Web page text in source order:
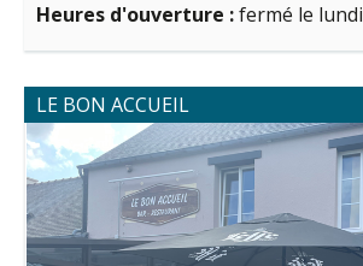
Heures d'ouverture :fermé le lundi
LE BON ACCUEIL